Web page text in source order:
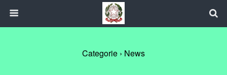
Categorie › News